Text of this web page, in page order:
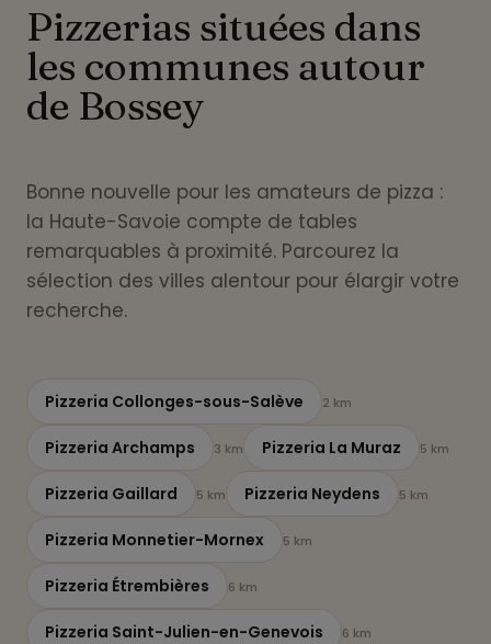
Pizzerias situées dans
les communes autour
de Bossey
Bonne nouvelle pour les amateurs de pizza :
la Haute-Savoie compte de tables
remarquables à proximité. Parcourez la
sélection des villes alentour pour élargir votre
recherche.
Pizzeria Collonges-sous-Salève 2 km
Pizzeria Archamps 3 km Pizzeria La Muraz 5 km
Pizzeria Gaillard 5 km Pizzeria Neydens 5 km
Pizzeria Monnetier-Mornex 5 km
Pizzeria Étrembières 6 km
Pizzeria Saint-Julien-en-Genevois 6 km